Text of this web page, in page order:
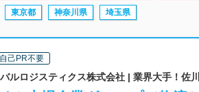
東京都 神奈川県 埼玉県
己PR不要
ルロジスティクス株式会社 | 業界大手！佐